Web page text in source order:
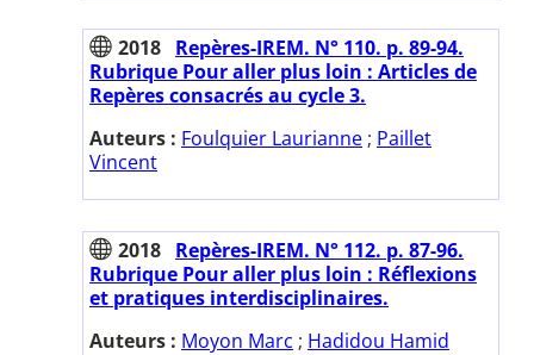
2018 Repères-IREM. N° 110. p. 89-94.
Rubrique Pour aller plus loin : Articles de
Repères consacrés au cycle 3.
Auteurs : Foulquier Laurianne ; Paillet
Vincent
2018 Repères-IREM. N° 112. p. 87-96.
Rubrique Pour aller plus loin : Réflexions
et pratiques interdisciplinaires.
Auteurs : Moyon Marc ; Hadidou Hamid